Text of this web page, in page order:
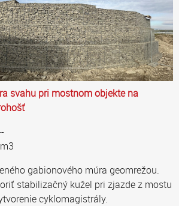
svahu pri mostnom objekte na
gabionového múra geomrežou.
stabilizačný kužel pri zjazde z mostu
cyklomagistrály.